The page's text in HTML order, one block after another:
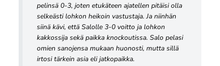
pelinsä 0-3, joten etukäteen ajatellen pitäisi olla
selkeästi lohkon heikoin vastustaja. Ja niinhän
siinä kävi, että Salolle 3-0 voitto ja lohkon
kakkossija sekä paikka knockoutissa. Salo pelasi
omien sanojensa mukaan huonosti, mutta sillä
irtosi tärkein asia eli jatkopaikka.